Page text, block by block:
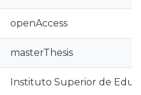
openAccess
masterThesis
Instituto Superior de